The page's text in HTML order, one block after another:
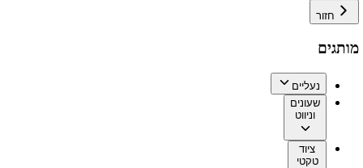
חזור
מותגים
נעליים
שעונים
וניווט
ציוד
טקטי